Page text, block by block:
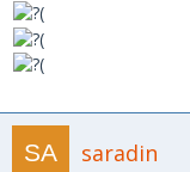
saradin